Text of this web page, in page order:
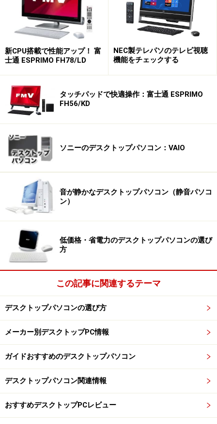
新CPU搭載で性能アップ！ 富
士通 ESPRIMO FH78/LD
NEC製テレパソのテレビ視聴
機能をチェックする
タッチパッドで快適操作：富士通 ESPRIMO
FH56/KD
ソニーのデスクトップパソコン：VAIO
音が静かなデスクトップパソコン（静音パソコ
ン）
低価格・省電力のデスクトップパソコンの選び
方
この記事に関連するテーマ
デスクトップパソコンの選び方
メーカー別デスクトップPC情報
ガイドおすすめのデスクトップパソコン
デスクトップパソコン関連情報
おすすめデスクトップPCレビュー